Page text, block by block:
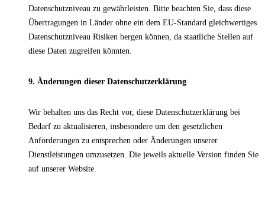
Datenschutzniveau zu gewährleisten. Bitte beachten Sie, dass diese
Übertragungen in Länder ohne ein dem EU-Standard gleichwertiges
Datenschutzniveau Risiken bergen können, da staatliche Stellen auf
diese Daten zugreifen könnten.
9. Änderungen dieser Datenschutzerklärung
Wir behalten uns das Recht vor, diese Datenschutzerklärung bei
Bedarf zu aktualisieren, insbesondere um den gesetzlichen
Anforderungen zu entsprechen oder Änderungen unserer
Dienstleistungen umzusetzen. Die jeweils aktuelle Version finden Sie
auf unserer Website.